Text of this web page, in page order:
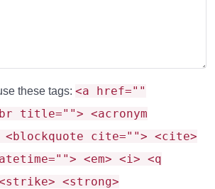
these tags: <a href=""
title=""> <acronym
cite=""> <cite>
<em> <i> <q
<strong>